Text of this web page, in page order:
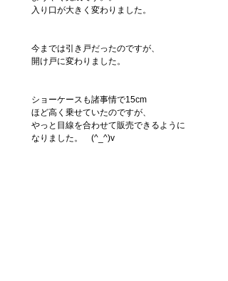
入り口が大きく変わりました。
今までは引き戸だったのですが、
開け戸に変わりました。
ショーケースも諸事情で15cm
ほど高く乗せていたのですが、
やっと目線を合わせて販売できるように
なりました。　(^_^)v